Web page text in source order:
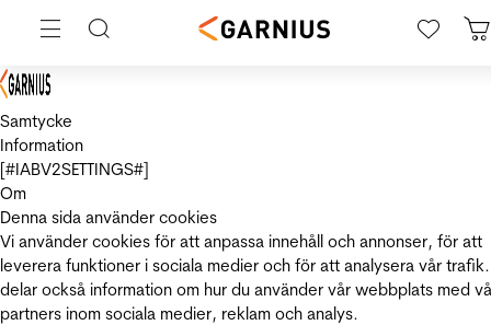
Samtycke
Information
[#IABV2SETTINGS#]
Om
Denna sida använder cookies
Vi använder cookies för att anpassa innehåll och annonser, för att
leverera funktioner i sociala medier och för att analysera vår
delar också information om hur du använder vår webbplats med
partners inom sociala medier, reklam och analys.